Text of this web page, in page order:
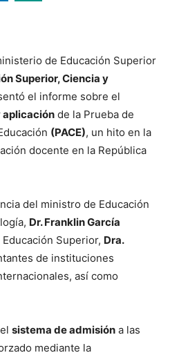
de Educación Superior
Superior, Ciencia y
el informe sobre el
aplicación de la Prueba de
(PACE), un hito en la
docente en la República
del ministro de Educación
Dr. Franklin García
Superior, Dra.
de instituciones
así como
sistema de admisión a las
mediante la